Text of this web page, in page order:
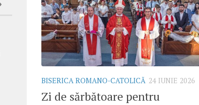
BISERICA ROMANO-CATOLICĂ 24 IUNIE 2026
Zi de sărbătoare pentru